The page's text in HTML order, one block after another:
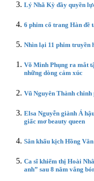
Lý Nhã Kỳ đầy quyền
6 phim cổ trang Hàn đề
Nhìn lại 11 phim truyền
Võ Minh Phụng ra mắt
những dòng cảm xúc
Vũ Nguyên Thành
Elsa Nguyễn giành Á
giấc mơ beauty queen
Sân khấu kịch Hồng
Ca sĩ khiếm thị Hoài
anh” sau 8 năm vắng